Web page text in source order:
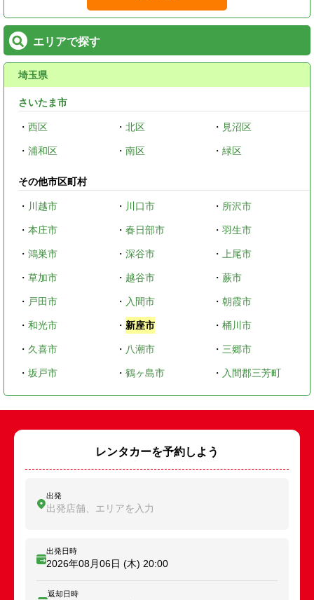
エリアで探す
埼玉県
さいたま市
・ 西区 ・ 北区 ・ 見沼区
・ 浦和区 ・ 南区 ・緑区
その他市区町村
・ 川越市 ・ 川口市 ・ 所沢市
・ 本庄市 ・ 春日部市 ・羽生市
・ 鴻巣市 ・ 深谷市 ・上尾市
・ 草加市 ・ 越谷市 ・蕨市
・ 戸田市 ・ 入間市 ・朝霞市
・ 和光市 ・ 新座市 ・桶川市
・ 久喜市 ・ 八潮市 ・三郷市
・ 坂戸市 ・ 鶴ヶ島市 ・ 入間郡三芳町
レンタカーを予約しよう
出発
出発店舗、エリアを入力
出発日時
2026年08月06日 (木) 20:00
返却日時